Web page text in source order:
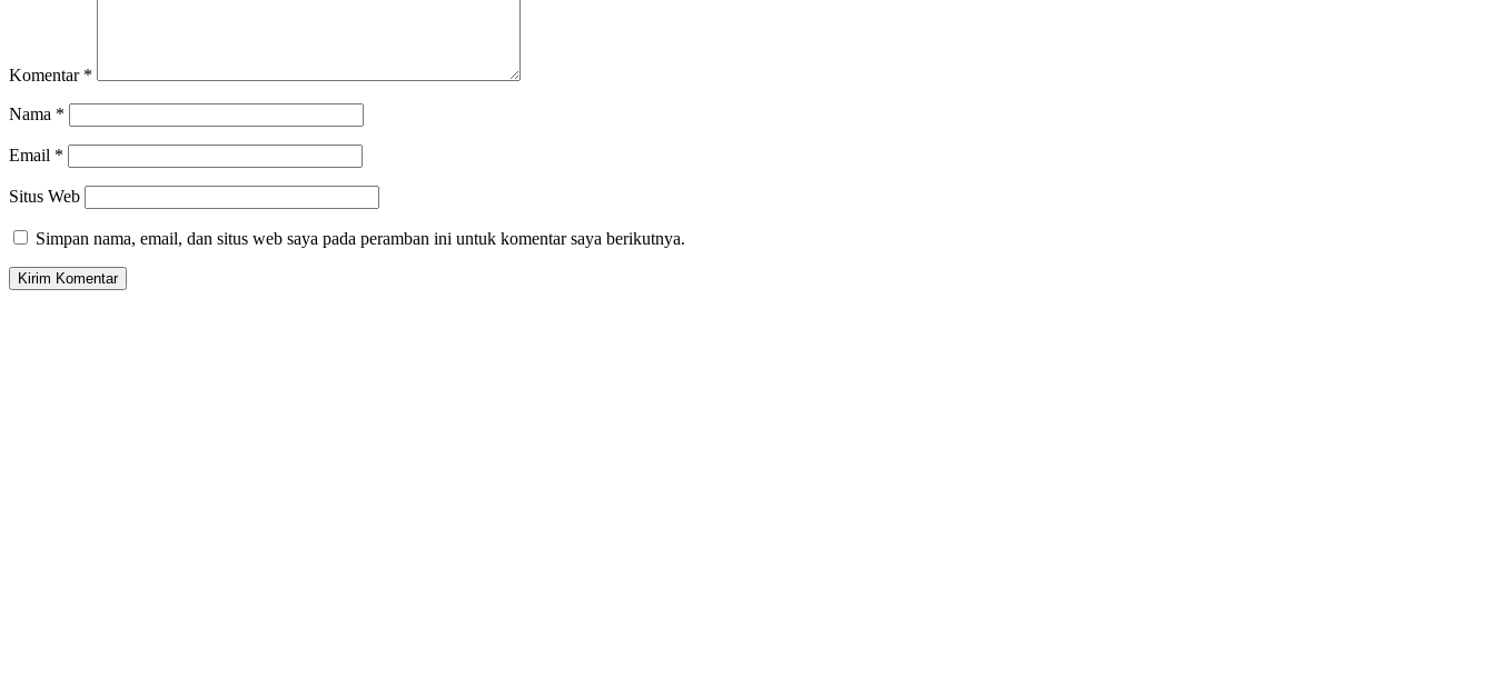
Komentar *
Nama *
Email *
Situs Web
Simpan nama, email, dan situs web saya pada peramban ini untuk komentar saya berikutnya.